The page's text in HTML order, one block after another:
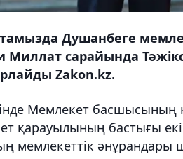
Душанбеге
Миллат сарайында
Zakon.kz.
Мемлекет басшысының
қарауылының бастығы
мемлекеттік